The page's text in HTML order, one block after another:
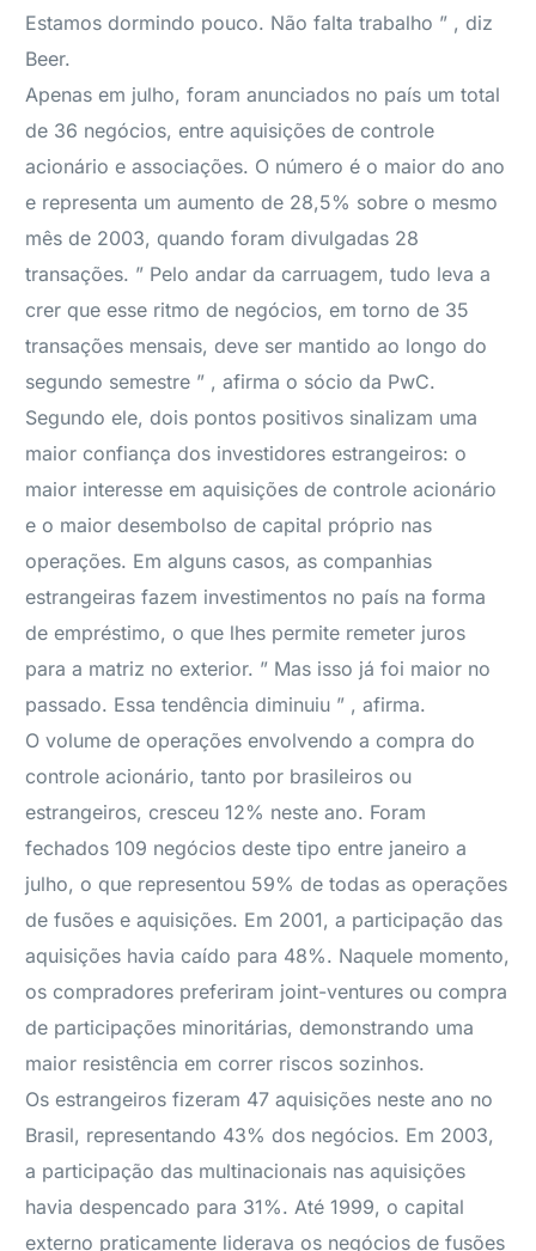
Estamos dormindo pouco. Não falta trabalho ” , diz
Beer.
Apenas em julho, foram anunciados no país um total
de 36 negócios, entre aquisições de controle
acionário e associações. O número é o maior do ano
e representa um aumento de 28,5% sobre o mesmo
mês de 2003, quando foram divulgadas 28
transações. ” Pelo andar da carruagem, tudo leva a
crer que esse ritmo de negócios, em torno de 35
transações mensais, deve ser mantido ao longo do
segundo semestre ” , afirma o sócio da PwC.
Segundo ele, dois pontos positivos sinalizam uma
maior confiança dos investidores estrangeiros: o
maior interesse em aquisições de controle acionário
e o maior desembolso de capital próprio nas
operações. Em alguns casos, as companhias
estrangeiras fazem investimentos no país na forma
de empréstimo, o que lhes permite remeter juros
para a matriz no exterior. ” Mas isso já foi maior no
passado. Essa tendência diminuiu ” , afirma.
O volume de operações envolvendo a compra do
controle acionário, tanto por brasileiros ou
estrangeiros, cresceu 12% neste ano. Foram
fechados 109 negócios deste tipo entre janeiro a
julho, o que representou 59% de todas as operações
de fusões e aquisições. Em 2001, a participação das
aquisições havia caído para 48%. Naquele momento,
os compradores preferiram joint-ventures ou compra
de participações minoritárias, demonstrando uma
maior resistência em correr riscos sozinhos.
Os estrangeiros fizeram 47 aquisições neste ano no
Brasil, representando 43% dos negócios. Em 2003,
a participação das multinacionais nas aquisições
havia despencado para 31%. Até 1999, o capital
externo praticamente liderava os negócios de fusões